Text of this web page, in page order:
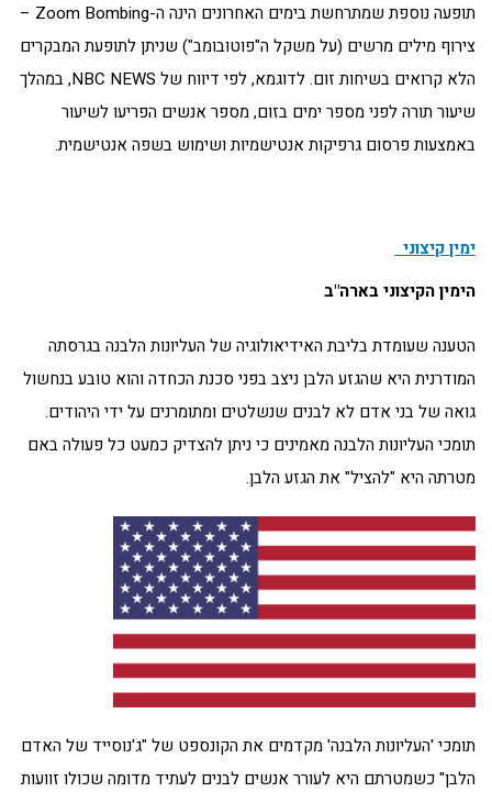
תופעה נוספת שמתרחשת בימים האחרונים הינה ה-Zoom Bombing –
צירוף מילים מרשים (על משקל ה"פוטובומב") שניתן לתופעת המבקרים
הלא קרואים בשיחות זום. לדוגמא, לפי דיווח של NBC NEWS, במהלך
שיעור תורה לפני מספר ימים בזום, מספר אנשים הפריעו לשיעור
באמצעות פרסום גרפיקות אנטישמיות ושימוש בשפה אנטישמית.
ימין קיצוני
הימין הקיצוני בארה"ב
הטענה שעומדת בליבת האידיאולוגיה של העליונות הלבנה בגרסתה
המודרנית היא שהגזע הלבן ניצב בפני סכנת הכחדה והוא טובע בנחשול
גואה של בני אדם לא לבנים שנשלטים ומתומרנים על ידי היהודים.
תומכי העליונות הלבנה מאמינים כי ניתן להצדיק כמעט כל פעולה באם
מטרתה היא "להציל" את הגזע הלבן.
תומכי 'העליונות הלבנה' מקדמים את הקונספט של "ג'נוסייד של האדם
הלבן" כשמטרתם היא לעורר אנשים לבנים לעתיד מדומה שכולו זוועות